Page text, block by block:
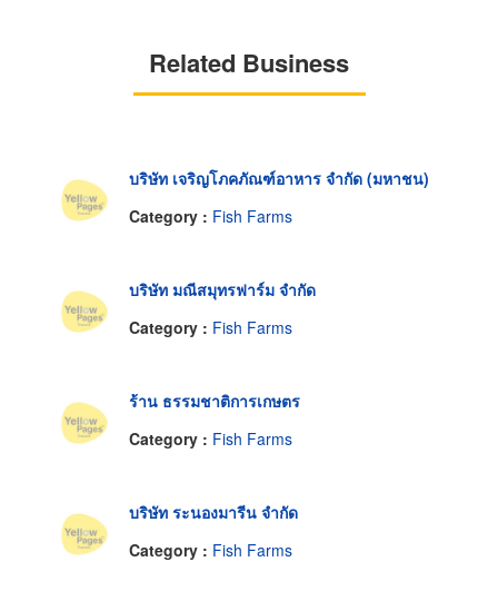
Related Business
บริษัท เจริญโภคภัณฑ์อาหาร จำกัด (มหาชน)
Category : Fish Farms
บริษัท มณีสมุทรฟาร์ม จำกัด
Category : Fish Farms
ร้าน ธรรมชาติการเกษตร
Category : Fish Farms
บริษัท ระนองมารีน จำกัด
Category : Fish Farms